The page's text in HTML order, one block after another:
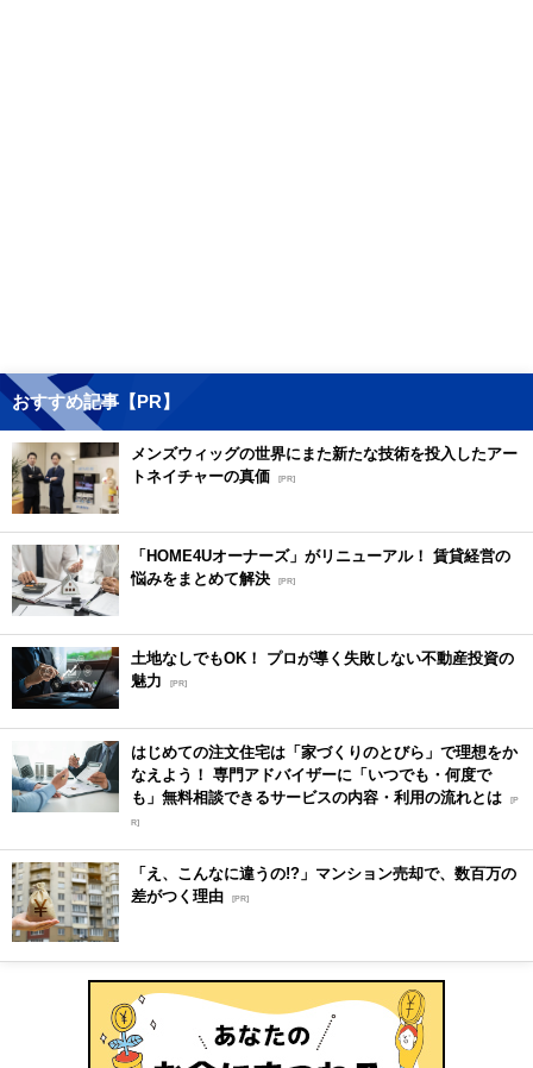
おすすめ記事【PR】
メンズウィッグの世界にまた新たな技術を投入したアー
トネイチャーの真価 [PR]
「HOME4Uオーナーズ」がリニューアル！ 賃貸経営の
悩みをまとめて解決 [PR]
土地なしでもOK！ プロが導く失敗しない不動産投資の
魅力
[PR]
はじめての注文住宅は「家づくりのとびら」で理想をか
なえよう！ 専門アドバイザーに「いつでも・何度で
も」無料相談できるサービスの内容・利用の流れとは [P
R]
「え、こんなに違うの!?」マンション売却で、数百万の
差がつく理由 [PR]